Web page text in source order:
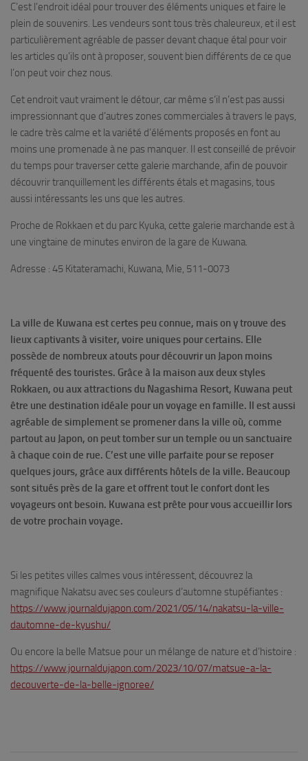
C’est l’endroit idéal pour trouver des éléments uniques et faire le
plein de souvenirs. Les vendeurs sont tous très chaleureux, et il est
particulièrement agréable de passer devant chaque étal pour voir
les articles qu’ils ont à proposer, souvent bien différents de ce que
l’on peut voir chez nous.
Cet endroit vaut vraiment le détour, car même s’il n’est pas aussi
impressionnant que d’autres zones commerciales à travers le pays,
le cadre très calme et la variété d’éléments proposés en font au
moins une promenade à ne pas manquer. Il est conseillé de prévoir
du temps pour traverser cette galerie marchande, afin de pouvoir
découvrir tranquillement les différents étals et magasins, tous
aussi intéressants les uns que les autres.
Proche de Rokkaen et du parc Kyuka, cette galerie marchande est à
une vingtaine de minutes environ de la gare de Kuwana.
Adresse : 45 Kitateramachi, Kuwana, Mie, 511-0073
La ville de Kuwana est certes peu connue, mais on y trouve des
lieux captivants à visiter, voire uniques pour certains. Elle
possède de nombreux atouts pour découvrir un Japon moins
fréquenté des touristes. Grâce à la maison aux deux styles
Rokkaen, ou aux attractions du Nagashima Resort, Kuwana peut
être une destination idéale pour un voyage en famille. Il est aussi
agréable de simplement se promener dans la ville où, comme
partout au Japon, on peut tomber sur un temple ou un sanctuaire
à chaque coin de rue. C’est une ville parfaite pour se reposer
quelques jours, grâce aux différents hôtels de la ville. Beaucoup
sont situés près de la gare et offrent tout le confort dont les
voyageurs ont besoin. Kuwana est prête pour vous accueillir lors
de votre prochain voyage.
Si les petites villes calmes vous intéressent, découvrez la
magnifique Nakatsu avec ses couleurs d’automne stupéfiantes :
https://www.journaldujapon.com/2021/05/14/nakatsu-la-ville-
dautomne-de-kyushu/
Ou encore la belle Matsue pour un mélange de nature et d’histoire :
https://www.journaldujapon.com/2023/10/07/matsue-a-la-
decouverte-de-la-belle-ignoree/